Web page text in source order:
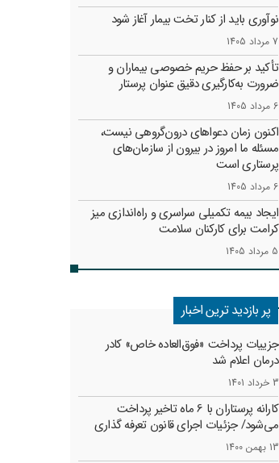
نوآوری باید از کنار تخت بیمار آغاز شود
7 مرداد 1405
تأکید بر حفظ حریم خصوصی بیماران و
ضرورت به‌کارگیری دقیق عنوان پرستار
6 مرداد 1405
اکنون زمان دعواهای درون‌گروهی نیست،
مسئله ما امروز در بیرون از سازمان‌های
پرستاری است
6 مرداد 1405
ایجاد بیمه تکمیلی سراسری و راه‌اندازی میز
کرامت برای کارکنان سلامت
5 مرداد 1405
پر بازدید ترین اخبار
جزییات پرداخت «فوق‌العاده خاص» کادر
درمان اعلام شد
3 خرداد 1401
کارانه‌ پرستاران با 6 ماه تاخیر پرداخت
می‌شود/ جزئیات اجرای قانون تعرفه گذاری
13 بهمن 1400